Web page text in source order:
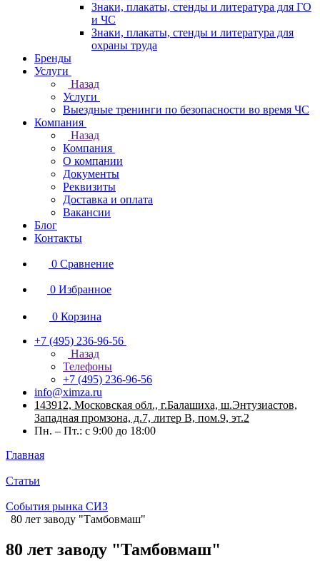
Знаки, плакаты, стенды и литература для ГО
и ЧС
Знаки, плакаты, стенды и литература для
охраны труда
Бренды
Услуги
Назад
Услуги
Выездные тренинги по безопасности во время ЧС
Компания
Назад
Компания
О компании
Документы
Реквизиты
Доставка и оплата
Вакансии
Блог
Контакты
0 Сравнение
0 Избранное
0 Корзина
+7 (495) 236-96-56
Назад
Телефоны
+7 (495) 236-96-56
info@ximza.ru
143912, Московская обл., г.Балашиха, ш.Энтузиастов,
Западная промзона, д.7, литер В, пом.9, эт.2
Пн. – Пт.: с 9:00 до 18:00
Главная
Статьи
События рынка СИЗ
80 лет заводу "Тамбовмаш"
80 лет заводу "Тамбовмаш"